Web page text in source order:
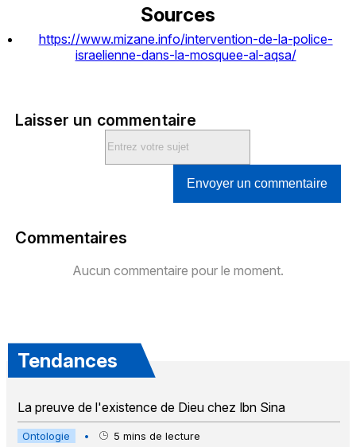
Sources
https://www.mizane.info/intervention-de-la-police-
israelienne-dans-la-mosquee-al-aqsa/
Laisser un commentaire
Envoyer un commentaire
Commentaires
Aucun commentaire pour le moment.
Tendances
La preuve de l'existence de Dieu chez Ibn Sina
Ontologie • 5 mins de lecture